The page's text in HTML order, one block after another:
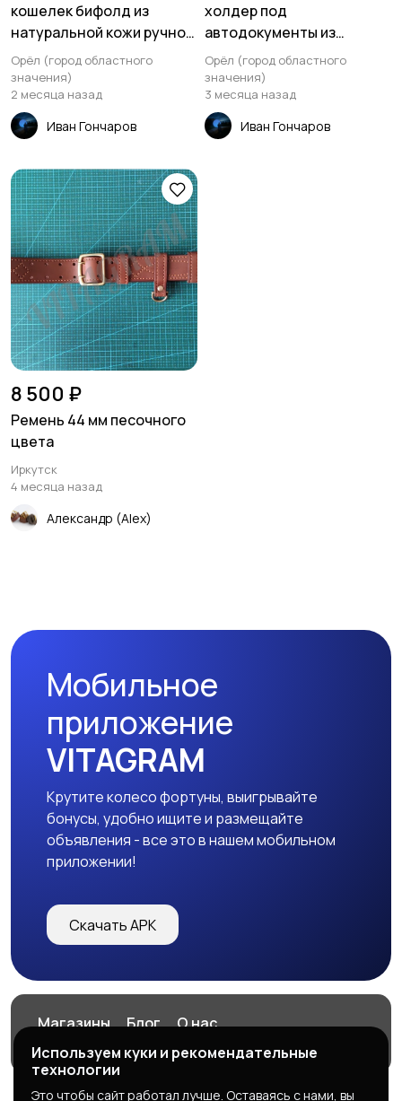
кошелек бифолд из
натуральной кожи ручной
работы
Орёл (город областного
значения)
2 месяца назад
Иван Гончаров
холдер под
автодокументы из
натуральной кожи ручной
работы
Орёл (город областного
значения)
3 месяца назад
Иван Гончаров
8 500 ₽
Ремень 44 мм песочного
цвета
Иркутск
4 месяца назад
Александр (Alex)
Мобильное
приложение
VITAGRAM
Крутите колесо фортуны, выигрывайте
бонусы, удобно ищите и размещайте
объявления - все это в нашем мобильном
приложении!
Скачать APK
Магазины Блог
О нас
Служба поддержки
Используем куки и рекомендательные
технологии
Это чтобы сайт работал лучше. Оставаясь с нами, вы